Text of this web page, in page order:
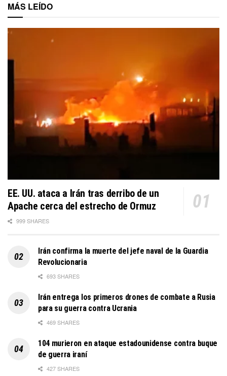
MÁS LEÍDO
EE. UU. ataca a Irán tras derribo de un
Apache cerca del estrecho de Ormuz
999 SHARES
Irán confirma la muerte del jefe naval de la Guardia
Revolucionaria
693 SHARES
Irán entrega los primeros drones de combate a Rusia
para su guerra contra Ucrania
469 SHARES
104 murieron en ataque estadounidense contra buque
de guerra iraní
427 SHARES